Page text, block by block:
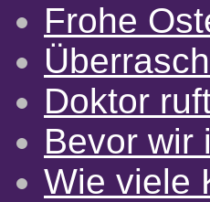
Frohe
Doktor
Bevor wir
Wie viele